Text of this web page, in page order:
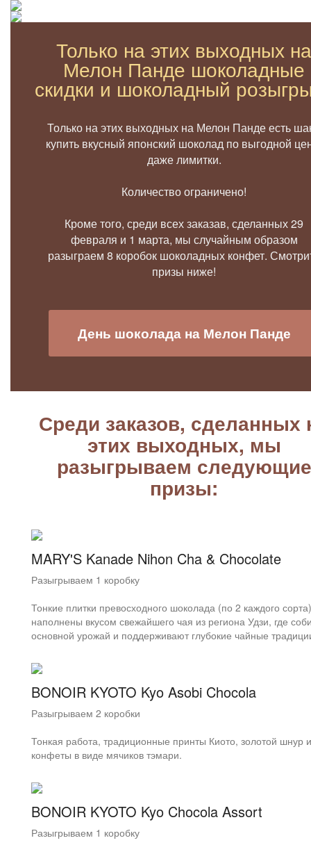
Только на этих выходных на
Мелон Панде шоколадные
скидки и шоколадный
Только на этих выходных на Мелон Панде есть
купить вкусный японский шоколад по выгодной
даже лимитки.
Количество ограничено!
Кроме того, среди всех заказав, сделанных 29
февраля и 1 марта, мы случайным образом
разыграем 8 коробок шоколадных конфет.
призы ниже!
День шоколада на Мелон Панде
Среди заказов, сделанных
этих выходных, мы
разыгрываем следующие
призы:
MARY'S Kanade Nihon Cha & Chocolate
Разыгрываем 1 коробку
Тонкие плитки превосходного шоколада (по 2 каждого сорта)
наполнены вкусом свежайшего чая из региона Удзи, где
основной урожай и поддерживают глубокие чайные
BONOIR KYOTO Kyo Asobi Chocola
Разыгрываем 2 коробки
Тонкая работа, традиционные принты Киото, золотой шнур и
конфеты в виде мячиков тэмари.
BONOIR KYOTO Kyo Chocola Assort
Разыгрываем 1 коробку